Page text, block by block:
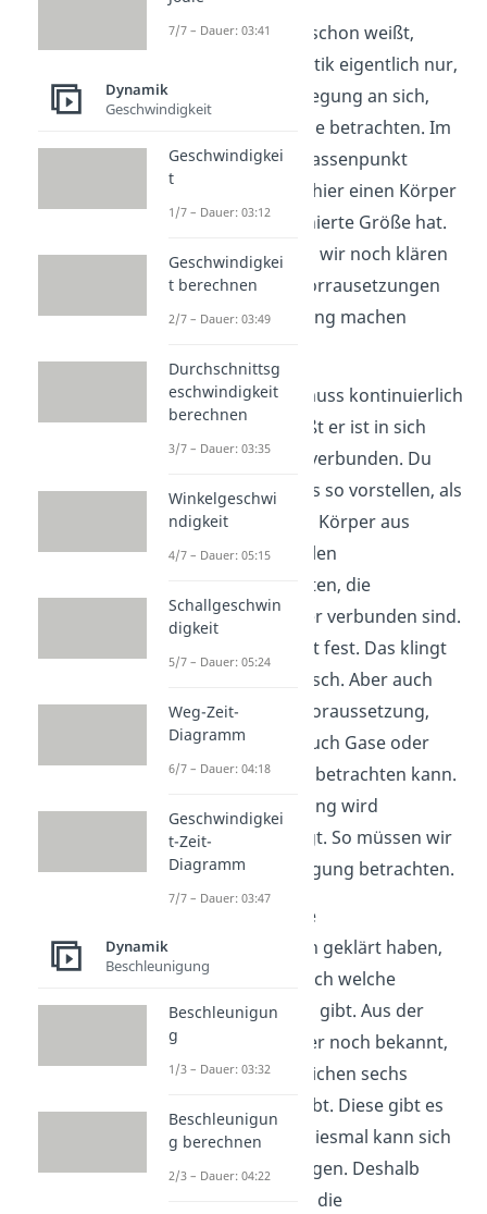
Wie du vielleicht schon weißt,
bedeutet Kinematik eigentlich nur,
dass wir die Bewegung an sich,
ohne ihre Ursache betrachten. Im
Vergleich zum Massenpunkt
schauen wir uns hier einen Körper
an, der eine definierte Größe hat.
Zu Beginn sollten wir noch klären
unter welchen Vorrausetzungen
wir die Betrachtung machen
Der Körper muss kontinuierlich
sein. Das heißt er ist in sich
miteinander verbunden. Du
kannst dir das so vorstellen, als
bestünde der Körper aus
unendlich vielen
Massenpunkten, die
untereinander verbunden sind.
Der Körper ist fest. Das klingt
natürlich logisch. Aber auch
das ist eine Voraussetzung,
weil man ja auch Gase oder
Flüssigkeiten betrachten kann.
Die Verformung wird
vernachlässigt. So müssen wir
nur die Bewegung betrachten.
Nach dem wir die
Voraussetzungen geklärt haben,
überlegen wir noch welche
Freiheitsgrade es gibt. Aus der
Statik ist dir sicher noch bekannt,
dass es im räumlichen sechs
Freiheitsgrade gibt. Diese gibt es
auch hier, doch diesmal kann sich
der Körper bewegen. Deshalb
müssen wir auch die
7/7 – Dauer: 03:41
Dynamik
Geschwindigkeit
Geschwindigkei
t
1/7 – Dauer: 03:12
Geschwindigkei
t berechnen
2/7 – Dauer: 03:49
Durchschnittsg
eschwindigkeit
berechnen
3/7 – Dauer: 03:35
Winkelgeschwi
ndigkeit
4/7 – Dauer: 05:15
Schallgeschwin
digkeit
5/7 – Dauer: 05:24
Weg-Zeit-
Diagramm
6/7 – Dauer: 04:18
Geschwindigkei
t-Zeit-
Diagramm
7/7 – Dauer: 03:47
Dynamik
Beschleunigung
Beschleunigun
g
1/3 – Dauer: 03:32
Beschleunigun
g berechnen
2/3 – Dauer: 04:22